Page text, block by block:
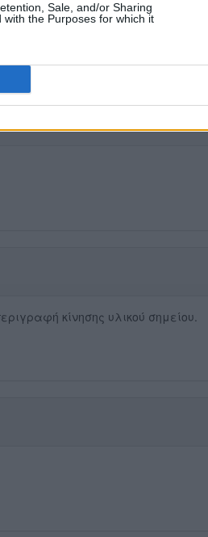
Sale, and/or Sharing
the Purposes for which it
κίνησης υλικού σημείου.